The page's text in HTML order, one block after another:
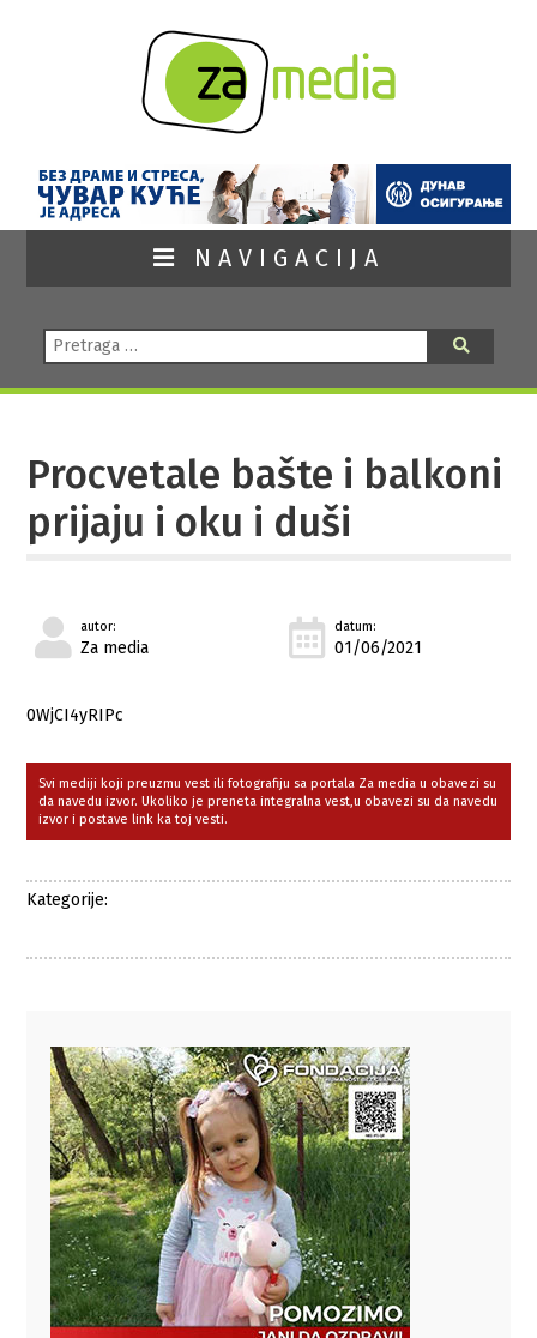
NAVIGACIJA
Pretraga:
Procvetale bašte i balkoni
prijaju i oku i duši
autor:
Za media
datum:
01/06/2021
0WjCI4yRIPc
Svi mediji koji preuzmu vest ili fotografiju sa portala Za media u obavezi su
da navedu izvor. Ukoliko je preneta integralna vest,u obavezi su da navedu
izvor i postave link ka toj vesti.
Kategorije: